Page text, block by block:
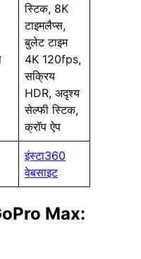
स्टिक, 8K
टाइमलैप्स,
बुलेट टाइम
4K 120fps,
सक्रिय
HDR, अदृश्य
सेल्फी स्टिक,
क्रॉप ऐप
इंस्टा360
वेबसाइट
Max: